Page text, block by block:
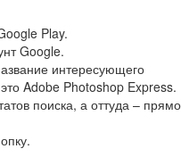
Play.
Google.
интересующего
Adobe Photoshop Express.
поиска, а оттуда – прямо